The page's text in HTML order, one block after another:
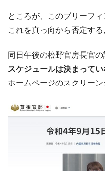
『Money1』
【対日本円
に韓国がいっちょがみした
は韓国で『BYD』車は売れ
1.9倍！
『Money1』
在韓米国大
ドを掲げる「在韓反米勢力」
ータセンター整備」⇒ だか
ところが、このブリーフ
これを真っ向から否定す
同日午後の松野官房長官の
スケジュールは決まってい
ホームページのスクリーン